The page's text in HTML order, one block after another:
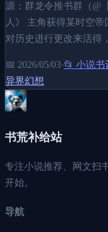
源：群龙令推书群（@
人》 主角获得某时空
对历史进行更改来活得，
📅 2026/05/03·📂 小说书
异界幻想
书荒补给站
专注小说推荐、网文扫
开始。
导航